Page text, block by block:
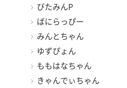
びたみんP
ばにらっぴー
みんとちゃん
ゆずぴょん
ももはなちゃん
きゃんでぃちゃん